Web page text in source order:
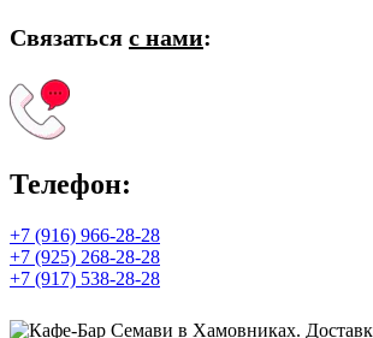
Связаться с нами:
Телефон:
+7 (916) 966-28-28
+7 (925) 268-28-28
+7 (917) 538-28-28